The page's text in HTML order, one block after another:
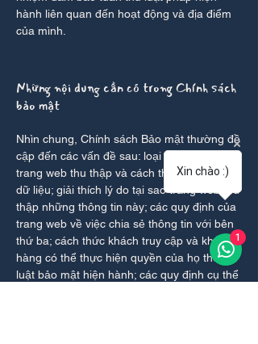
hành liên quan đến hoạt động và địa điểm
của mình.
Những nội dung cần có trong Chính sách
bảo mật
Nhìn chung, Chính sách Bảo mật thường đề
cập đến các vấn đề sau: loại thông tin mà
trang web thu thập và cách thức thu thập
dữ liệu; giải thích lý do tại sao trang web thu
thập những thông tin này; các quy định của
trang web về việc chia sẻ thông tin với bên
thứ ba; cách thức khách truy cập và khách
hàng có thể thực hiện quyền của họ theo
luật bảo mật hiện hành; các quy định cụ thể
Xin chào :)
1